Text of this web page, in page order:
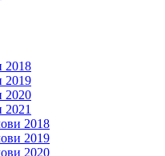
2018
2019
2020
2021
2018
2019
2020